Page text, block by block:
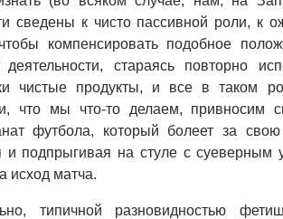
сведены к чисто пассивной роли, к
компенсировать подобное
стараясь повторно
чистые продукты, и все в таком
что мы что-то делаем, привносим
футбола, который болеет за
и подпрыгивая на стуле с суеверным
исход матча.
типичной разновидностью